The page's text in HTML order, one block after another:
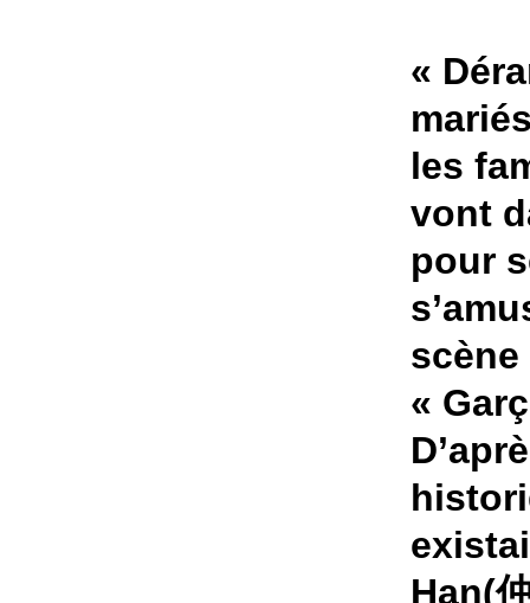
«
les
vont
pour
«
Han(